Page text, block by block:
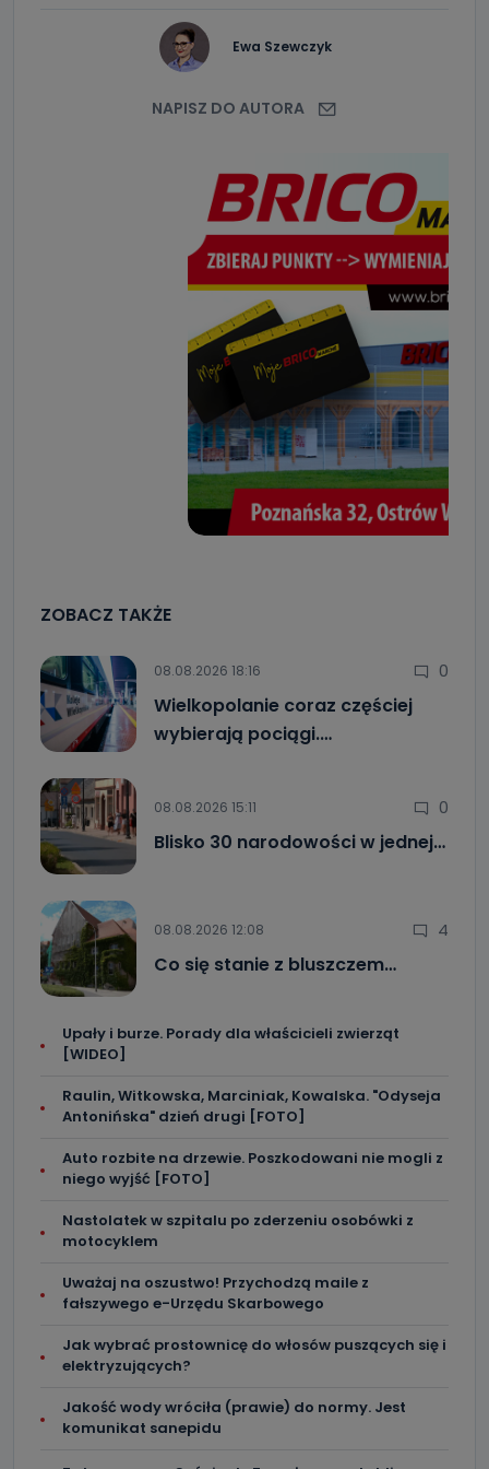
Ewa Szewczyk
NAPISZ DO AUTORA
ZOBACZ TAKŻE
08.08.2026 18:16 0
Wielkopolanie coraz częściej
wybierają pociągi.…
08.08.2026 15:11 0
Blisko 30 narodowości w jednej…
08.08.2026 12:08 4
Co się stanie z bluszczem…
Upały i burze. Porady dla właścicieli zwierząt
[WIDEO]
Raulin, Witkowska, Marciniak, Kowalska. "Odyseja
Antonińska" dzień drugi [FOTO]
Auto rozbite na drzewie. Poszkodowani nie mogli z
niego wyjść [FOTO]
Nastolatek w szpitalu po zderzeniu osobówki z
motocyklem
Uważaj na oszustwo! Przychodzą maile z
fałszywego e-Urzędu Skarbowego
Jak wybrać prostownicę do włosów puszących się i
elektryzujących?
Jakość wody wróciła (prawie) do normy. Jest
komunikat sanepidu